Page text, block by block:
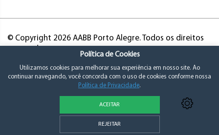
© Copyright 2026 AABB Porto Alegre. Todos os direitos
Política de Privacidade e Consentimento
Política de Cookies
Utilizamos cookies para melhorar sua experiência em nosso site. Ao
continuar navegando, você concorda com o uso de cookies conforme nossa
Política de Privacidade.
ACEITAR
REJEITAR